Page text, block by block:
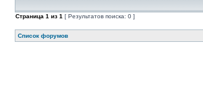
Страница 1 из 1 [ Результатов поиска: 0 ]
Список форумов